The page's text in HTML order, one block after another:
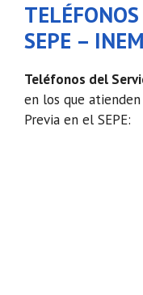
SEPE – INEM
Teléfonos del
en los que
Previa en el SEPE: